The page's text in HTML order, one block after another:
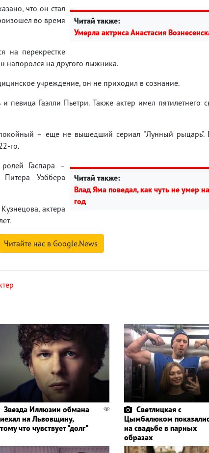
Читай также:
Умерла актриса Анастасия
что он стал
во время
на перекрестке
напоролся на другого лыжника.
учреждение, он не приходил в сознание.
певица Гаэлли Пьетри. Также актер имел пятилетнего
– еще не вышедший сериал "Лунный рыцарь".
го.
Читай также:
Влад Яма поведал, как чуть не умер
год
Гаспара –
Уэббера
актера
Читайте нас в Google.News
Звезда Иллюзии обмана
на Львовщину,
что чувствует "долг"
Светлицкая с
Цымбалюком
на свадьбе в парных
образах